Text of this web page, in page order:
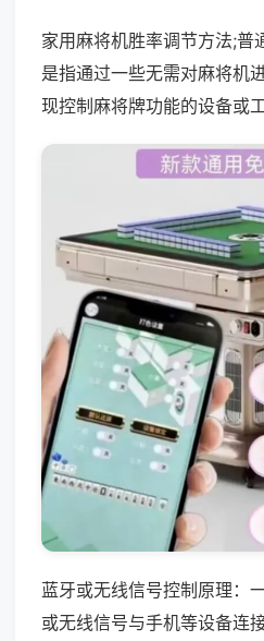
家用麻将机胜率调节方法;普
是指通过一些无需对麻将机
现控制麻将牌功能的设备或工
蓝牙或无线信号控制原理：
或无线信号与手机等设备连